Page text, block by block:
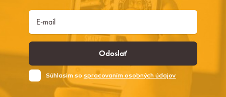
Odoslať
Súhlasim so spracovaním osobných údajov